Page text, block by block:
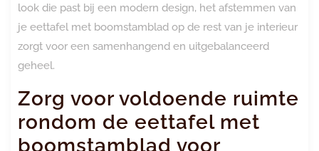
look die past bij een modern design, het afstemmen van
je eettafel met boomstamblad op de rest van je interieur
zorgt voor een samenhangend en uitgebalanceerd
geheel.
Zorg voor voldoende ruimte
rondom de eettafel met
boomstamblad voor